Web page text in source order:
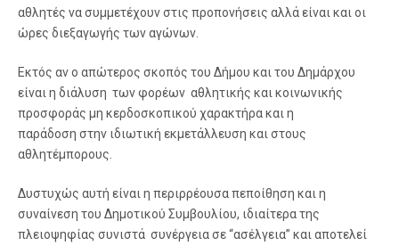
αθλητές να συμμετέχουν στις προπονήσεις αλλά είναι και οι
ώρες διεξαγωγής των αγώνων.
Εκτός αν ο απώτερος σκοπός του Δήμου και του Δημάρχου
είναι η διάλυση των φορέων αθλητικής και κοινωνικής
προσφοράς μη κερδοσκοπικού χαρακτήρα και η
παράδοση στην ιδιωτική εκμετάλλευση και στους
αθλητέμπορους.
Δυστυχώς αυτή είναι η περιρρέουσα πεποίθηση και η
συναίνεση του Δημοτικού Συμβουλίου, ιδιαίτερα της
πλειοψηφίας συνιστά συνέργεια σε “ασέλγεια” και αποτελεί